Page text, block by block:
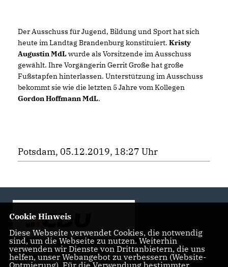
Der Ausschuss für Jugend, Bildung und Sport hat sich
heute im Landtag Brandenburg konstituiert. Kristy
Augustin MdLwurde als Vorsitzende im Ausschuss
gewählt. Ihre Vorgängerin Gerrit Große hat große
Fußstapfen hinterlassen. Unterstützung im Ausschuss
bekommt sie wie die letzten 5 Jahre vom Kollegen
Gordon Hoffmann MdL.
Potsdam, 05.12.2019, 18:27 Uhr
Landtagsabgeordnete der CDU Fraktion im Landtag
Cookie Hinweis
Diese Webseite verwendet Cookies, die notwendig
sind, um die Webseite zu nutzen. Weiterhin
verwenden wir Dienste von Drittanbietern, die uns
helfen, unser Webangebot zu verbessern (Website-
Optmierung). Für die Verwendung bestimmter